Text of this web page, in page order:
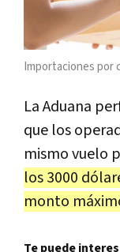
Importaciones por
La Aduana
que los
mismo vuelo
los 3000
monto
Te puede